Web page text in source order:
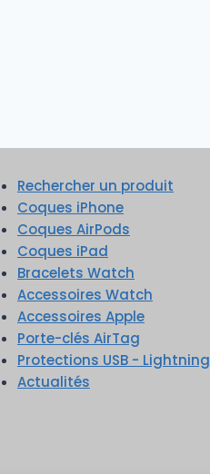
Rechercher un produit
Coques iPhone
Coques AirPods
Coques iPad
Bracelets Watch
Accessoires Watch
Accessoires Apple
Porte-clés AirTag
Protections USB - Lightning
Actualités